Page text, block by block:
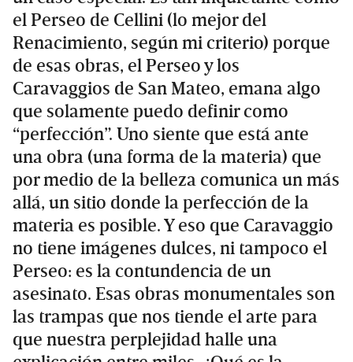
el Perseo de Cellini (lo mejor del
Renacimiento, según mi criterio) porque
de esas obras, el Perseo y los
Caravaggios de San Mateo, emana algo
que solamente puedo definir como
“perfección”. Uno siente que está ante
una obra (una forma de la materia) que
por medio de la belleza comunica un más
allá, un sitio donde la perfección de la
materia es posible. Y eso que Caravaggio
no tiene imágenes dulces, ni tampoco el
Perseo: es la contundencia de un
asesinato. Esas obras monumentales son
las trampas que nos tiende el arte para
que nuestra perplejidad halle una